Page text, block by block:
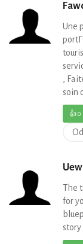
Une
,
soin
👍0
The
for
story